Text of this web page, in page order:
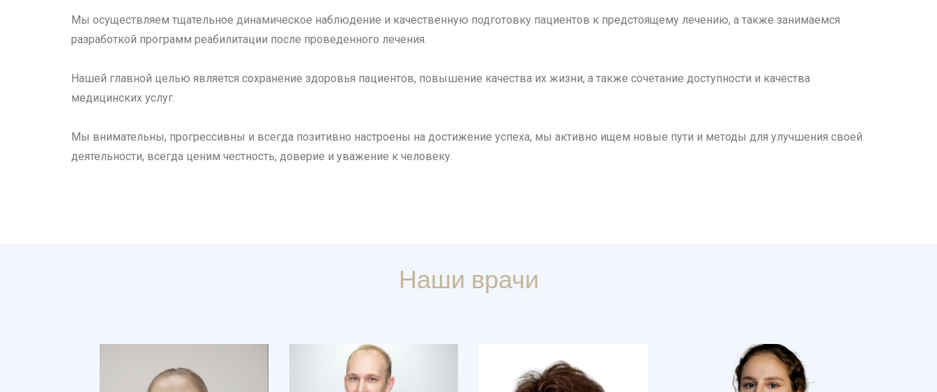
Мы осуществляем тщательное динамическое наблюдение и качественную подготовку пациентов к предстоящему лечению, а также занимаемся
разработкой программ реабилитации после проведенного лечения.
Нашей главной целью является сохранение здоровья пациентов, повышение качества их жизни, а также сочетание доступности и качества
медицинских услуг.
Мы внимательны, прогрессивны и всегда позитивно настроены на достижение успеха, мы активно ищем новые пути и методы для улучшения своей
деятельности, всегда ценим честность, доверие и уважение к человеку.
Наши врачи